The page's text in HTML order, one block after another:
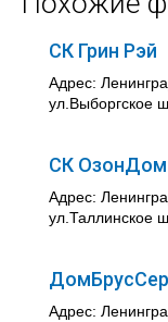
СК Грин Рэй
Адрес:
ул.Выборгское
СК ОзонДом
Адрес:
ул.Таллинское
Адрес: